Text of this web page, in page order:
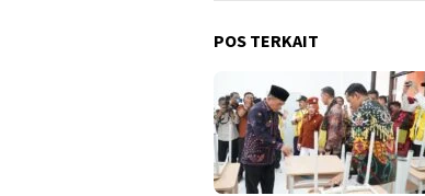
POS TERKAIT